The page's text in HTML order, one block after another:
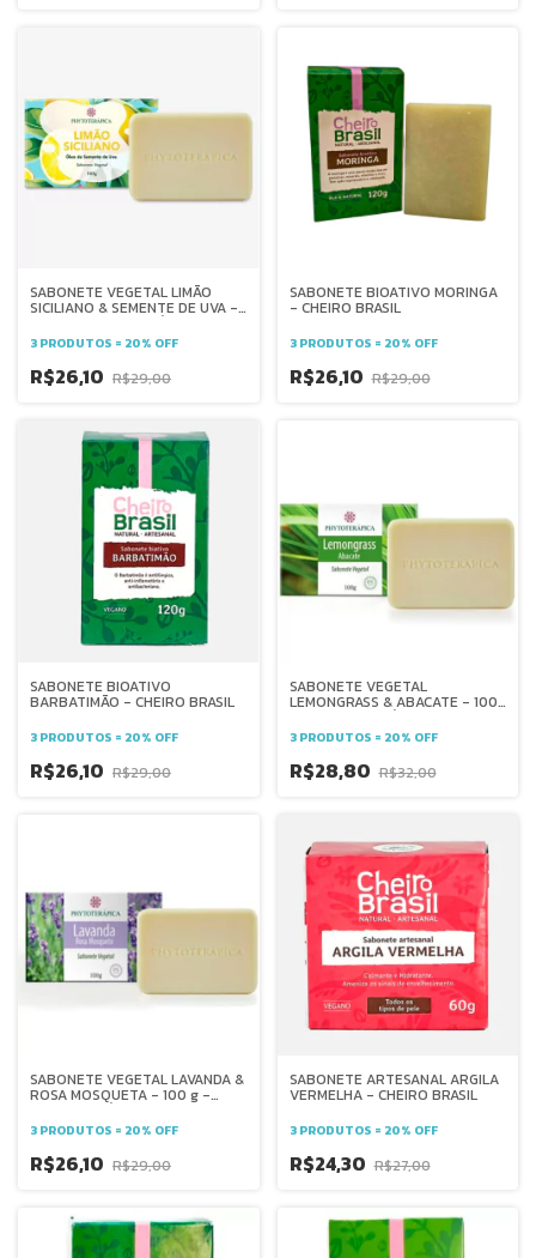
SABONETE VEGETAL LIMÃO
SICILIANO & SEMENTE DE UVA -
100 g - PHYTOTERÁPICA
3 PRODUTOS = 20% OFF
R$26,10 R$29,00
SABONETE BIOATIVO MORINGA
- CHEIRO BRASIL
3 PRODUTOS = 20% OFF
R$26,10 R$29,00
SABONETE BIOATIVO
BARBATIMÃO - CHEIRO BRASIL
3 PRODUTOS = 20% OFF
R$26,10 R$29,00
SABONETE VEGETAL
LEMONGRASS & ABACATE - 100
g - PHYTOTERÁPICA
3 PRODUTOS = 20% OFF
R$28,80 R$32,00
SABONETE VEGETAL LAVANDA &
ROSA MOSQUETA - 100 g -
PHYTOTERÁPICA
3 PRODUTOS = 20% OFF
R$26,10 R$29,00
SABONETE ARTESANAL ARGILA
VERMELHA - CHEIRO BRASIL
3 PRODUTOS = 20% OFF
R$24,30 R$27,00